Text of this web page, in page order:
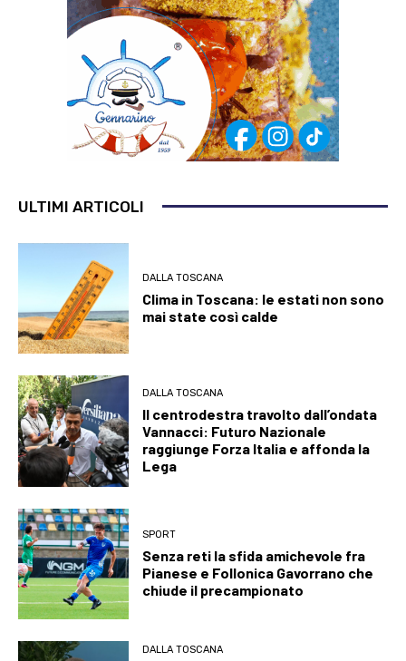
ULTIMI ARTICOLI
DALLA TOSCANA
Clima in Toscana: le estati non sono
mai state così calde
DALLA TOSCANA
Il centrodestra travolto dall’ondata
Vannacci: Futuro Nazionale
raggiunge Forza Italia e affonda la
Lega
SPORT
Senza reti la sfida amichevole fra
Pianese e Follonica Gavorrano che
chiude il precampionato
DALLA TOSCANA